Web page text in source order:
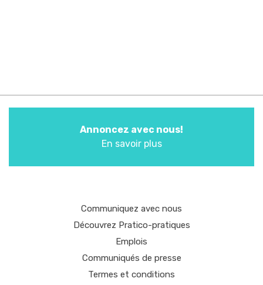
Annoncez avec nous!
En savoir plus
Communiquez avec nous
Découvrez Pratico-pratiques
Emplois
Communiqués de presse
Termes et conditions